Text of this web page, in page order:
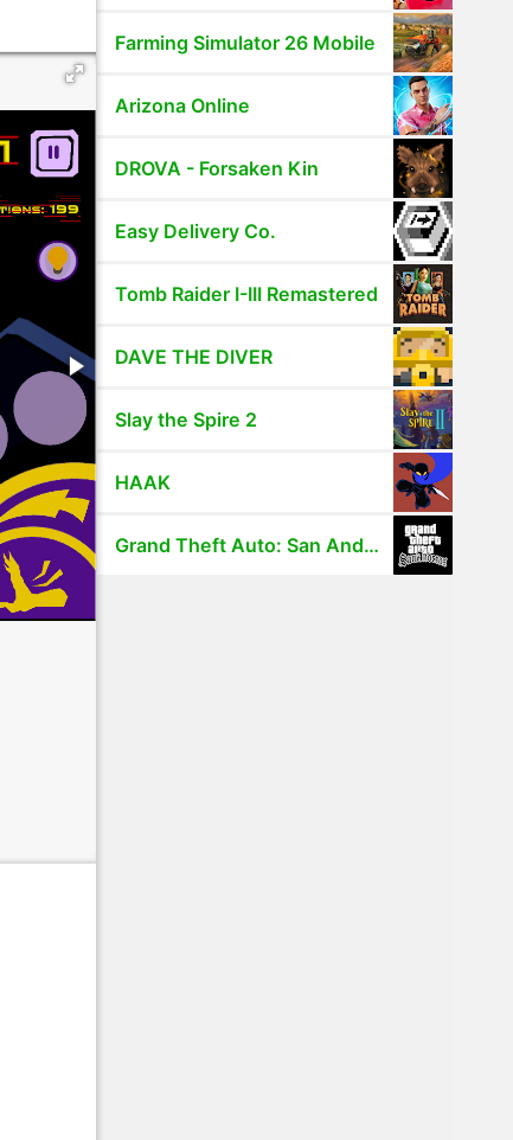
Farming Simulator 26 Mobile
Arizona Online
DROVA - Forsaken Kin
Easy Delivery Co.
Tomb Raider I-III Remastered
DAVE THE DIVER
Slay the Spire 2
HAAK
Grand Theft Auto: San Andreas